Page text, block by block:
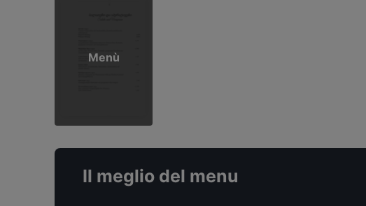
Menù
Il meglio del menu